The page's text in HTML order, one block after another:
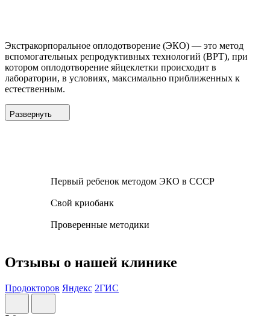
Экстракорпоральное оплодотворение (ЭКО) — это метод
вспомогательных репродуктивных технологий (ВРТ), при
котором оплодотворение яйцеклетки происходит в
лаборатории, в условиях, максимально приближенных к
естественным.
Развернуть
Первый ребенок методом ЭКО в СССР
Свой криобанк
Проверенные методики
Отзывы о нашей клинике
Продокторов Яндекс 2ГИС